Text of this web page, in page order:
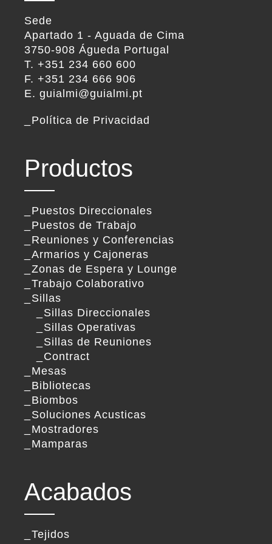
Sede
Apartado 1 - Aguada de Cima
3750-908 Águeda Portugal
T. +351 234 660 600
F. +351 234 666 906
E. guialmi@guialmi.pt
Política de Privacidad
Productos
Puestos Direccionales
Puestos de Trabajo
Reuniones y Conferencias
Armarios y Cajoneras
Zonas de Espera y Lounge
Trabajo Colaborativo
Sillas
Sillas Direccionales
Sillas Operativas
Sillas de Reuniones
Contract
Mesas
Bibliotecas
Biombos
Soluciones Acusticas
Mostradores
Mamparas
Acabados
Tejidos